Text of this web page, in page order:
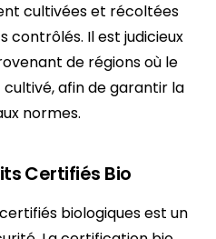
cultivées et récoltées
contrôlés. Il est judicieux
de régions où le
afin de garantir la
normes.
Certifiés Bio
biologiques est un